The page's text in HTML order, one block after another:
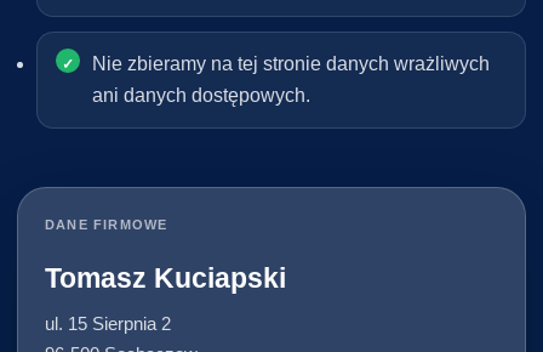
Nie zbieramy na tej stronie danych wrażliwych
ani danych dostępowych.
DANE FIRMOWE
Tomasz Kuciapski
ul. 15 Sierpnia 2